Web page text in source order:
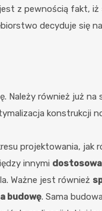
z pewnością fakt, iż
decyduje się
Należy również już na
konstrukcji
projektowania, jak
innymi
Ważne jest również
budowę. Sama